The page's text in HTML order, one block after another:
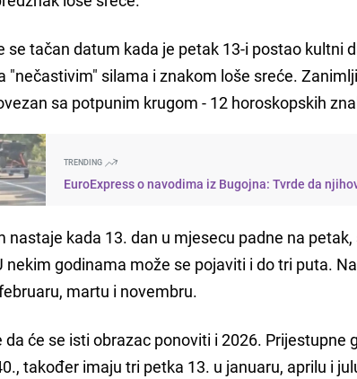
se tačan datum kada je petak 13-i postao kultni
"nečastivim" silama i znakom loše sreće.
sa potpunim krugom - 12 horoskopskih
TRENDING
EuroExpress o navodima iz Bugojna: Tvrde da
nastaje kada 13. dan u mjesecu padne na
nekim godinama može se pojaviti i do tri puta.
martu i novembru.
da će se isti obrazac ponoviti i 2026.
također imaju tri petka 13. u januaru, aprilu i